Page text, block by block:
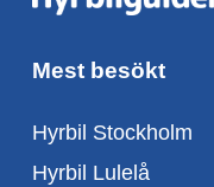
Mest besökt
Hyrbil Stockholm
Hyrbil Lulelå